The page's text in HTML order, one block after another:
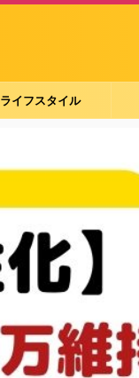
ライフスタイル